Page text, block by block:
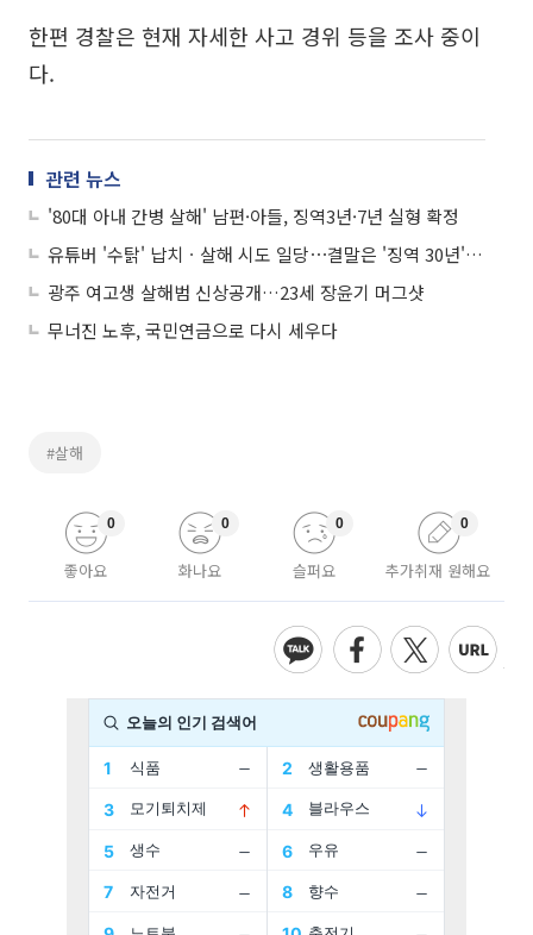
한편 경찰은 현재 자세한 사고 경위 등을 조사 중이
다.
관련 뉴스
'80대 아내 간병 살해' 남편·아들, 징역3년·7년 실형 확정
유튜버 '수탉' 납치ㆍ살해 시도 일당⋯결말은 '징역 30년' 선고
광주 여고생 살해범 신상공개…23세 장윤기 머그샷
무너진 노후, 국민연금으로 다시 세우다
#살해
좋아요
0
화나요
0
슬퍼요
0
추가취재 원해요
0